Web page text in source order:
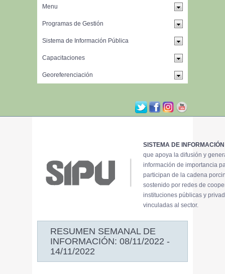
SISTEMA DE
que apoya la difusión y
información de importancia
participan de la cadena
sostenido por redes de
instituciones públicas y
vinculadas al sector.
RESUMEN SEMANAL DE
INFORMACIÓN: 08/11/2022 -
14/11/2022